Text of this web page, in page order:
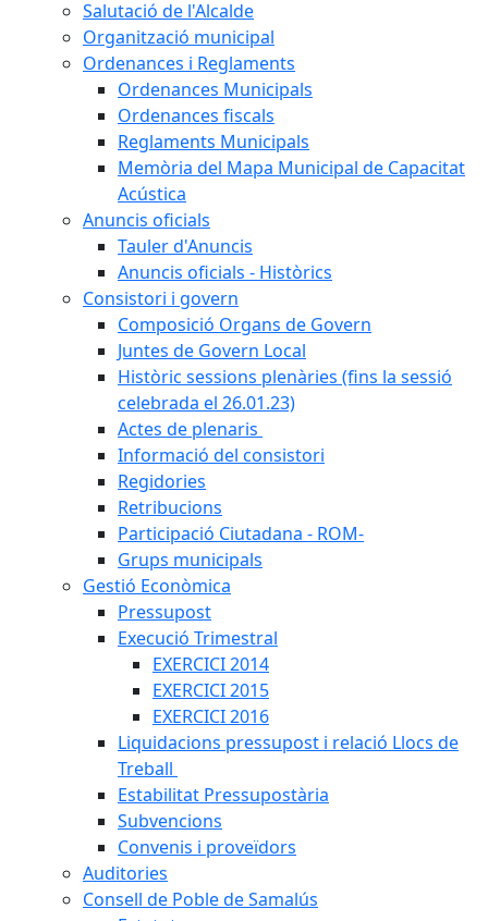
Salutació de l'Alcalde
Organització municipal
Ordenances i Reglaments
Ordenances Municipals
Ordenances fiscals
Reglaments Municipals
Memòria del Mapa Municipal de Capacitat
Acústica
Anuncis oficials
Tauler d'Anuncis
Anuncis oficials - Històrics
Consistori i govern
Composició Organs de Govern
Juntes de Govern Local
Històric sessions plenàries (fins la sessió
celebrada el 26.01.23)
Actes de plenaris
Informació del consistori
Regidories
Retribucions
Participació Ciutadana - ROM-
Grups municipals
Gestió Econòmica
Pressupost
Execució Trimestral
EXERCICI 2014
EXERCICI 2015
EXERCICI 2016
Liquidacions pressupost i relació Llocs de
Treball
Estabilitat Pressupostària
Subvencions
Convenis i proveïdors
Auditories
Consell de Poble de Samalús